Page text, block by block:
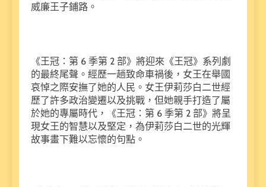
威廉王子鋪路。
《王冠：第 6 季第 2 部》將迎來《王冠》系列劇
的最終尾聲。經歷一趟致命車禍後，女王在舉國
哀悼之際安撫了她的人民。女王伊莉莎白二世經
歷了許多政治變遷以及挑戰，但她親手打造了屬
於她的專屬時代，《王冠：第 6 季第 2 部》將呈
現女王的智慧以及堅定，為伊莉莎白二世的光輝
故事畫下難以忘懷的句點。